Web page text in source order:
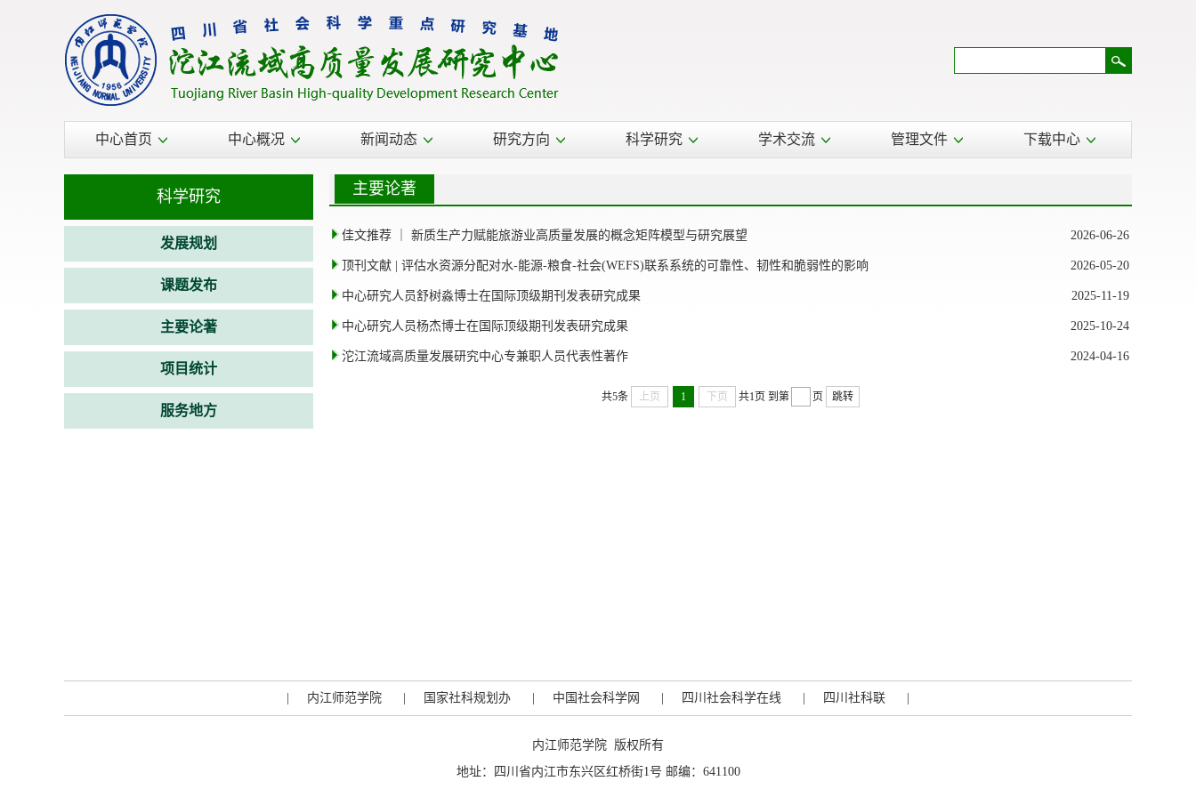
中心首页 中心概况 新闻动态 研究方向 科学研究 学术交流 管理文件 下载中心
科学研究
发展规划
课题发布
主要论著
项目统计
服务地方
主要论著
佳文推荐 ｜ 新质生产力赋能旅游业高质量发展的概念矩阵模型与研究展望 2026-06-26
顶刊文献 | 评估水资源分配对水-能源-粮食-社会(WEFS)联系系统的可靠性、韧性和脆弱性的影响 2026-05-20
中心研究人员舒树淼博士在国际顶级期刊发表研究成果 2025-11-19
中心研究人员杨杰博士在国际顶级期刊发表研究成果 2025-10-24
沱江流域高质量发展研究中心专兼职人员代表性著作 2024-04-16
共5条 上页 1 下页 共1页 到第 页 跳转
内江师范学院 国家社科规划办 中国社会科学网 四川社会科学在线 四川社科联
内江师范学院 版权所有
地址：四川省内江市东兴区红桥街1号 邮编：641100